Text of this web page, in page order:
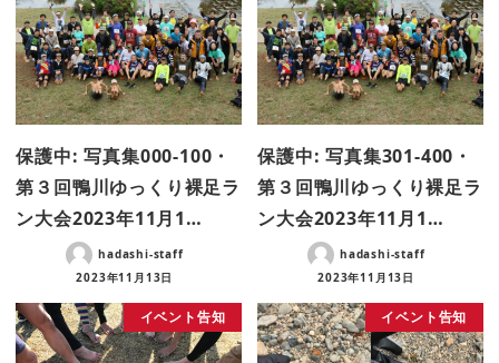
保護中: 写真集000-100・
第３回鴨川ゆっくり裸足ラ
ン大会2023年11月1…
hadashi-staff
2023年11月13日
保護中: 写真集301-400・
第３回鴨川ゆっくり裸足ラ
ン大会2023年11月1…
hadashi-staff
2023年11月13日
イベント告知 イベント告知